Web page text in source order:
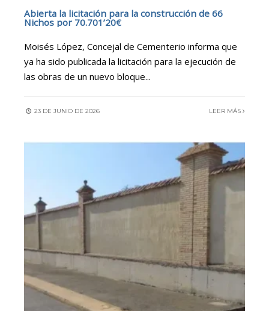
Abierta la licitación para la construcción de 66
Nichos por 70.701’20€
Moisés López, Concejal de Cementerio informa que
ya ha sido publicada la licitación para la ejecución de
las obras de un nuevo bloque...
23 DE JUNIO DE 2026 LEER MÁS